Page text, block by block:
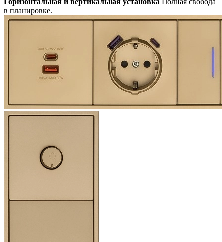
Горизонтальная и вертикальная установка
Полная свобода
в планировке.